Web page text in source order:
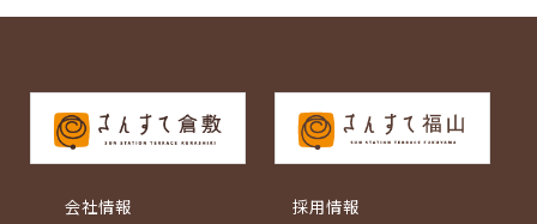
会社情報 採用情報